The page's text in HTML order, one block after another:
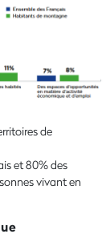
de
et 80% des
vivant en